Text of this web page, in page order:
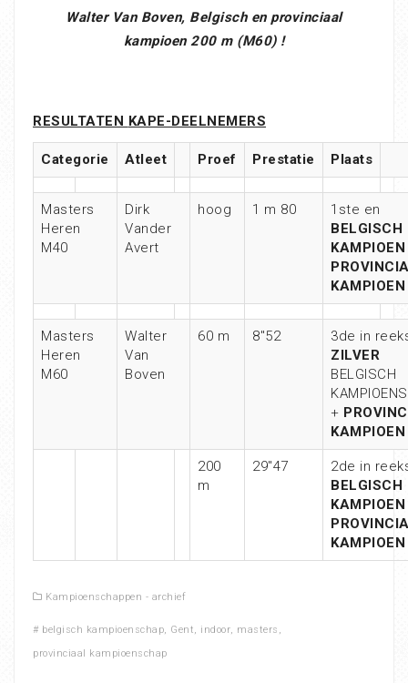
Walter Van Boven, Belgisch en provinciaal
kampioen 200 m (M60) !
RESULTATEN KAPE-DEELNEMERS
Categorie Atleet Proef Prestatie Plaats
Masters
Heren
M40
Dirk
Vander
Avert
hoog 1 m 80
1ste en
BELGISCH
KAMPIOEN
KAMPIOEN
Masters
Heren
M60
Walter
Van
Boven
60 m 8″52
3de in
ZILVER
BELGISCH
+
KAMPIOEN
200
m
29″47
2de in
BELGISCH
KAMPIOEN
KAMPIOEN
Kampioenschappen - archief
# belgisch kampioenschap, Gent, indoor, masters ,
provinciaal kampioenschap